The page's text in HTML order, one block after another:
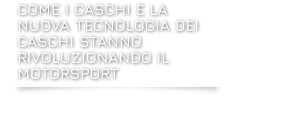
COME I CASCHI E LA
NUOVA TECNOLOGIA DEI
CASCHI STANNO
RIVOLUZIONANDO IL
MOTORSPORT